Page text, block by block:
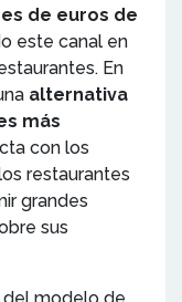
de euros de
este canal en
En
alternativa
más
con los
restaurantes
grandes
sus
del modelo de